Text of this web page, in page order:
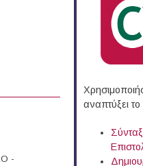
-
αναπτύξει